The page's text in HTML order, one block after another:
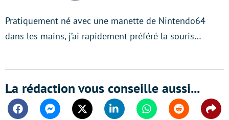
Pratiquement né avec une manette de Nintendo64
dans les mains, j’ai rapidement préféré la souris…
La rédaction vous conseille aussi...
FacebookMessengerTwitter Linkedin WhatsappReddit